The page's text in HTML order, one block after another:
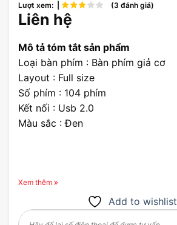
Lượt xem: | (3 đánh giá)
Liên hệ
Mô tả tóm tắt sản phẩm
Loại bàn phím : Bàn phím giả cơ
Layout : Full size
Số phím : 104 phím
Kết nối : Usb 2.0
Màu sắc : Đen
Xem thêm
Add to wishlist